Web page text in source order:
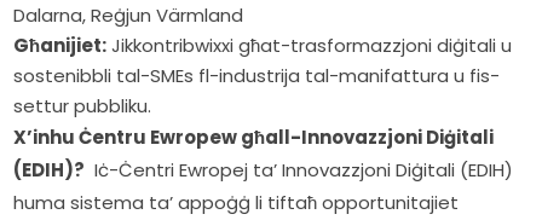
Dalarna, Reġjun Värmland
Għanijiet:Jikkontribwixxi għat-trasformazzjoni diġitali u
sostenibbli tal-SMEs fl-industrija tal-manifattura u fis-
settur pubbliku.
X’inhu Ċentru Ewropew għall-Innovazzjoni Diġitali
(EDIH)?
  Iċ-Ċentri Ewropej ta’ Innovazzjoni Diġitali (EDIH)
huma sistema ta’ appoġġ li tiftaħ opportunitajiet